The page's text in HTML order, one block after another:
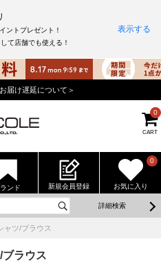
届け遅延について＞
CART
0
ンド 新規会員登録 お気に入り
0
詳細検索
ャツ/ブラウス
ブラウス
ントプレゼント！
て店舗でも使える！
表示する